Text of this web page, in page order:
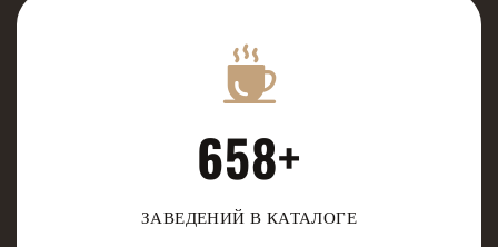
658+
ЗАВЕДЕНИЙ В КАТАЛОГЕ